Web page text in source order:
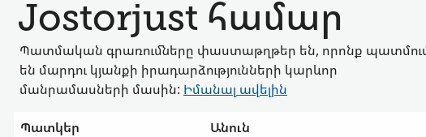
Jostorjust համար
Պատմական գրառումները փաստաթղթեր են, որոնք
են մարդու կյանքի իրադարձությունների կարևոր
մանրամասների մասին: Իմանալ ավելին
Պատկեր Անուն